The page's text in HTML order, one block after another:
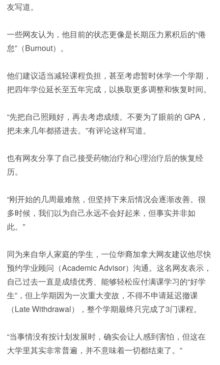
友写道。
一些网友认为，他目前的状态更像是长期压力累积后的“倦
怠”（Burnout）。
他们建议适当减轻课程负担，甚至考虑暂时休学一个学期，
把四年学位延长至五年完成，以换取更多调整和恢复时间。
“先把自己照顾好，再去考虑成绩。不要为了眼前的 GPA，
把未来几年都搭进去。”有评论这样写道。
也有网友分享了自己接受药物治疗和心理治疗后的恢复经
历。
“刚开始的几周最难熬，但坚持下来后情况会逐渐改善。很
多时候，我们以为自己永远不会好起来，但事实并非如
此。”
同为来自华人家庭的学生，一位华裔加拿大网友建议他尽快
预约学业顾问（Academic Advisor）沟通。这名网友表示，
自己过去一直是成绩优秀、能够轻松应付满课学习的“好学
生”，但上学期因为一次重大变故，不得不申请延迟撤课
（Late Withdrawal），整个学期最终只完成了3门课程。
“当事情没有按计划发展时，确实会让人感到害怕，但这在
大学里其实非常普遍，并不意味着一切都结束了。”